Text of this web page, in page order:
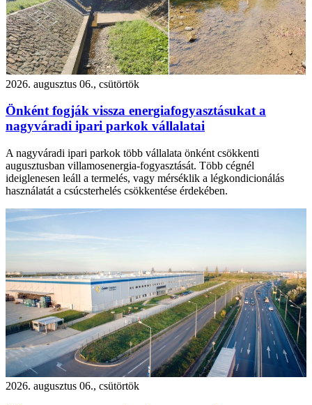
2026. augusztus 06., csütörtök
Önként fogják vissza energiafogyasztásukat a
nagyváradi ipari parkok vállalatai
A nagyváradi ipari parkok több vállalata önként csökkenti
augusztusban villamosenergia-fogyasztását. Több cégnél
ideiglenesen leáll a termelés, vagy mérséklik a légkondicionálás
használatát a csúcsterhelés csökkentése érdekében.
2026. augusztus 06., csütörtök